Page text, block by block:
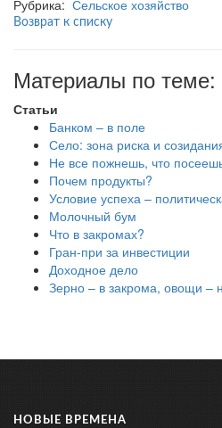
Рубрика: Сельское хозяйство
Возврат к списку
Материалы по теме:
Статьи
Банком – в поле
Село: зона риска и
Не все пожнешь, что
Почем продукты?
Условие успеха –
Молочный бум
Что в закромах?
Гран-при за инвестиции
Доходное дело
Зерно – в закрома, овощи –
НОВЫЕ ВРЕМЕНА